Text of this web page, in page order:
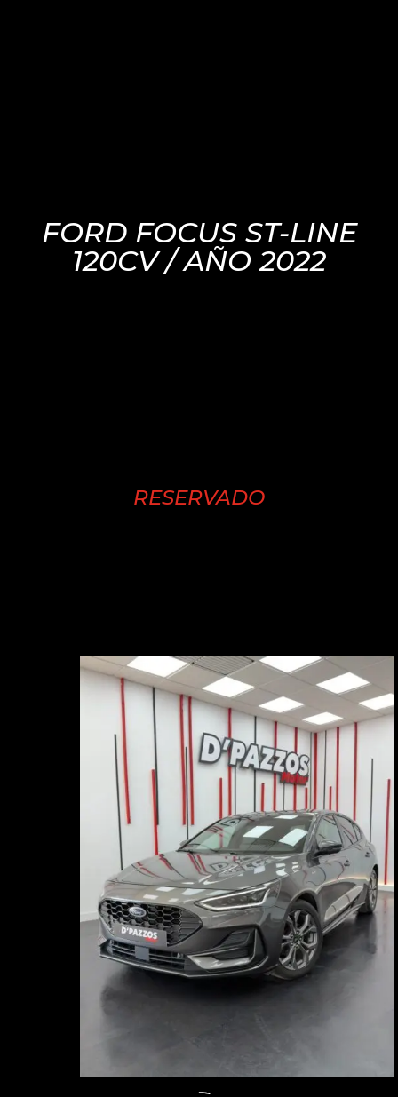
FORD FOCUS ST-LINE
120CV / AÑO 2022
RESERVADO